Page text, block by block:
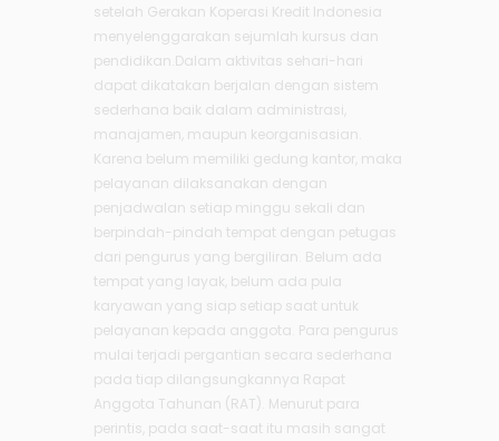
setelah Gerakan Koperasi Kredit Indonesia
menyelenggarakan sejumlah kursus dan
pendidikan.Dalam aktivitas sehari-hari
dapat dikatakan berjalan dengan sistem
sederhana baik dalam administrasi,
manajamen, maupun keorganisasian.
Karena belum memiliki gedung kantor, maka
pelayanan dilaksanakan dengan
penjadwalan setiap minggu sekali dan
berpindah-pindah tempat dengan petugas
dari pengurus yang bergiliran. Belum ada
tempat yang layak, belum ada pula
karyawan yang siap setiap saat untuk
pelayanan kepada anggota. Para pengurus
mulai terjadi pergantian secara sederhana
pada tiap dilangsungkannya Rapat
Anggota Tahunan (RAT). Menurut para
perintis, pada saat-saat itu masih sangat